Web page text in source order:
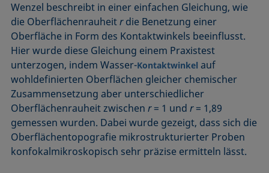
Wenzel beschreibt in einer einfachen Gleichung, wie
die Oberflächenrauheitrdie Benetzung einer
Oberfläche in Form des Kontaktwinkels beeinflusst.
Hier wurde diese Gleichung einem Praxistest
unterzogen, indem Wasser-Kontaktwinkel auf
wohldefinierten Oberflächen gleicher chemischer
Zusammensetzung aber unterschiedlicher
Oberflächenrauheit zwischenr= 1 undr= 1,89
gemessen wurden. Dabei wurde gezeigt, dass sich die
Oberflächentopografie mikrostrukturierter Proben
konfokalmikroskopisch sehr präzise ermitteln lässt.